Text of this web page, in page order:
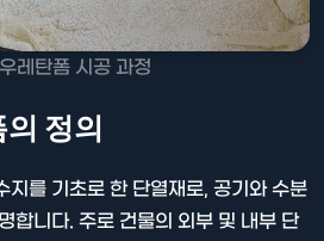
레탄폼 시공 과정
정의
지를 기초로 한 단열재로, 공기와 수분
합니다. 주로 건물의 외부 및 내부 단